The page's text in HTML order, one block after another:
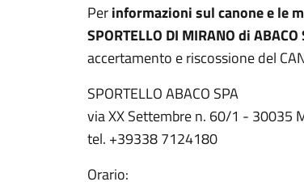
Perinformazioni sul canone e le
SPORTELLO DI MIRANO di ABACO
accertamento e riscossione del
SPORTELLO ABACO SPA
via XX Settembre n. 60/1 - 30035
tel. +39338 7124180
Orario: